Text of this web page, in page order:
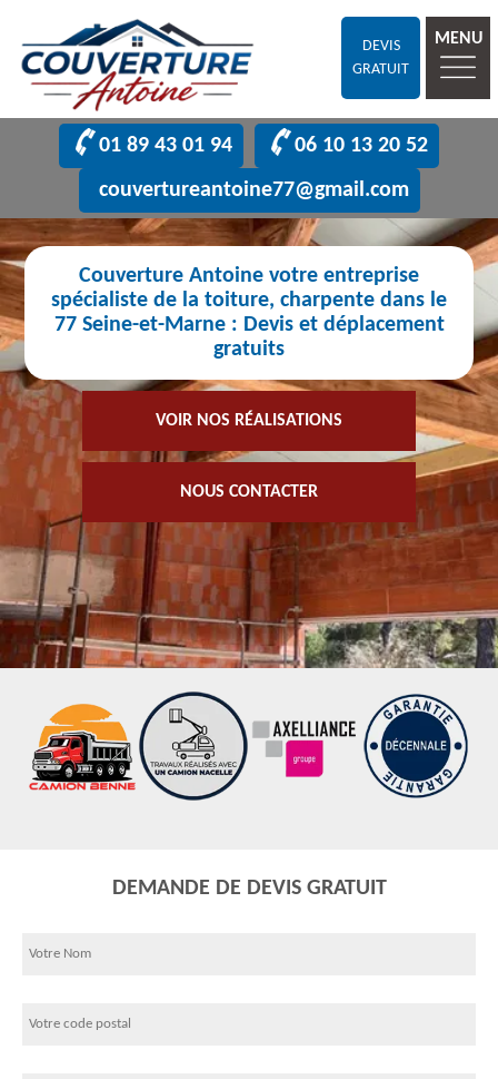
DEVIS
GRATUIT
MENU
01 89 43 01 94
06 10 13 20 52
couvertureantoine77@gmail.com
Couverture Antoine votre entreprise
spécialiste de la toiture, charpente dans le
77 Seine-et-Marne : Devis et déplacement
gratuits
VOIR NOS RÉALISATIONS
NOUS CONTACTER
DEMANDE DE DEVIS GRATUIT